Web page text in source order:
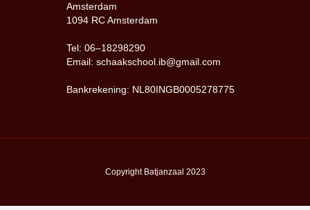
Amsterdam
1094 RC Amsterdam
Tel: 06–18298290
Email: schaakschool.ib@gmail.com
Bankrekening: NL80INGB0005278775
Copyright Batjanzaal 2023